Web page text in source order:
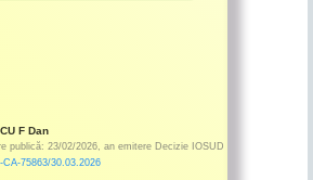
F Dan
publică: 23/02/2026, an emitere Decizie IOSUD
CA-75863/30.03.2026